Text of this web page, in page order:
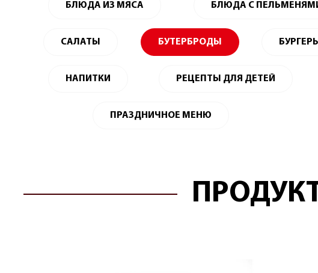
БЛЮДА ИЗ МЯСА БЛЮДА С
САЛАТЫ БУТЕРБРОДЫ БУРГЕРЫ
НАПИТКИ РЕЦЕПТЫ ДЛЯ ДЕТЕЙ
ПРАЗДНИЧНОЕ МЕНЮ